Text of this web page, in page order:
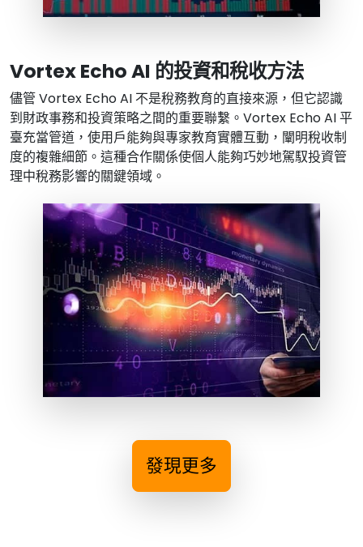
Vortex Echo AI 的投資和稅收方法
儘管 Vortex Echo AI 不是稅務教育的直接來源，但它認識
到財政事務和投資策略之間的重要聯繫。Vortex Echo AI 平
臺充當管道，使用戶能夠與專家教育實體互動，闡明稅收制
度的複雜細節。這種合作關係使個人能夠巧妙地駕馭投資管
理中稅務影響的關鍵領域。
發現更多